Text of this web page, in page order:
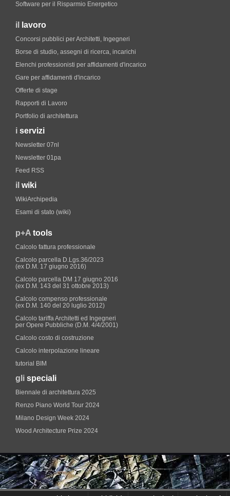
Software per il Risparmio Energetico
il lavoro
Concorsi pubblici per Architetti, Ingegneri
Borse di studio, assegni di ricerca, incarichi
Elenchi professionisti per affidamenti d'incarico
Gare per affidamenti d'incarico
Offerte di stage
Rapporti di Lavoro
Portfolio di architettura
i servizi
Newsletter 07nl
Newsletter 01pa
Feed RSS
il wiki
WikiArchipedia
Esami di stato (wiki)
p+A tools
Calcolo fattura professionale
Calcolo parcella D.Lgs.36/2023
(ex D.M. 17 giugno 2016)
Calcolo parcella DM 17 giugno 2016
(ex D.M. 143 del 31 ottobre 2013)
Calcolo compenso professionale
(ex D.M. 140 del 20 luglio 2012)
Calcolo tariffa Architetti ed Ingegneri
per Opere Pubbliche (D.M. 4/4/2001)
Calcolo costo di costruzione
Calcolo interpolazione lineare
tutorial BIM
gli speciali
Biennale di architettura 2025
Renzo Piano World Tour 2024
Milano Design Week 2024
Wood Architecture Prize 2024